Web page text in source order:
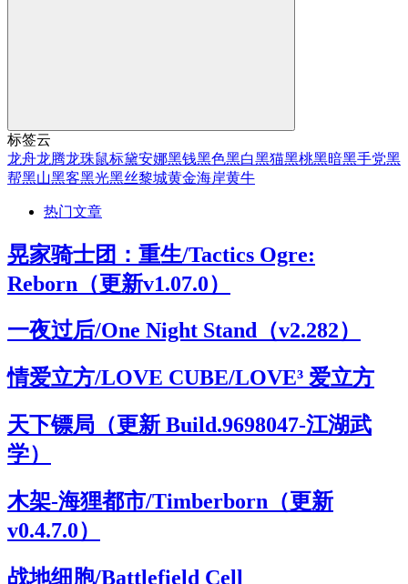
标签云
龙舟龙腾龙珠鼠标黛安娜黑钱黑色黑白黑猫黑桃黑暗黑手党黑
帮黑山黑客黑光黑丝黎城黄金海岸黄牛
热门文章
晃家骑士团：重生/Tactics Ogre:
Reborn（更新v1.07.0）
一夜过后/One Night Stand（v2.282）
情爱立方/LOVE CUBE/LOVE³ 爱立方
天下镖局（更新 Build.9698047-江湖武
学）
木架-海狸都市/Timberborn（更新
v0.4.7.0）
战地细胞/Battlefield Cell